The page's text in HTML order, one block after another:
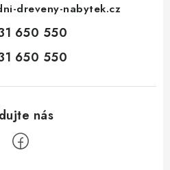
dreveny-nabytek.cz
650 550
650 550